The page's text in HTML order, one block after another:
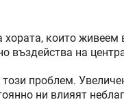
които живеем
въздейства на
проблем.
ни влияят